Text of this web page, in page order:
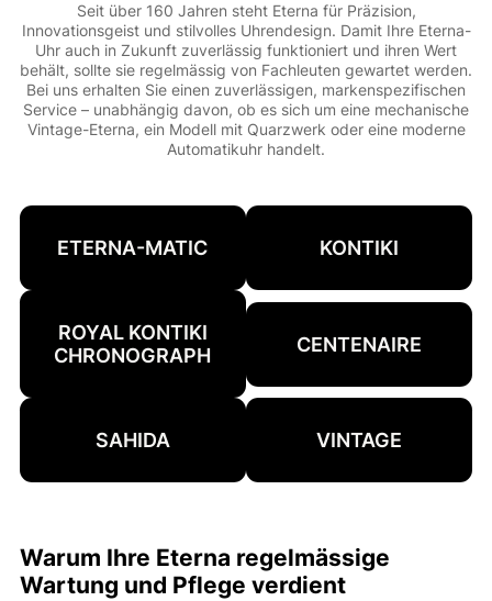
Seit über 160 Jahren steht Eterna für Präzision,
Innovationsgeist und stilvolles Uhrendesign. Damit Ihre Eterna-
Uhr auch in Zukunft zuverlässig funktioniert und ihren Wert
behält, sollte sie regelmässig von Fachleuten gewartet werden.
Bei uns erhalten Sie einen zuverlässigen, markenspezifischen
Service – unabhängig davon, ob es sich um eine mechanische
Vintage-Eterna, ein Modell mit Quarzwerk oder eine moderne
Automatikuhr handelt.
ETERNA-MATIC KONTIKI
ROYAL KONTIKI
CHRONOGRAPH
CENTENAIRE
SAHIDA VINTAGE
Warum Ihre Eterna regelmässige
Wartung und Pflege verdient